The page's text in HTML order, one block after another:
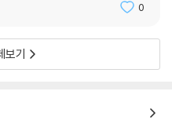
요」중에서
0
기